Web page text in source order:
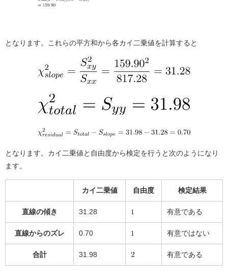
となります。これらの平方和から各カイ二乗値を計算すると
となります。カイ二乗値と自由度から検定を行うと次のようになり
ます。
カイ二乗値 自由度 検定結果
直線の傾き 31.28 有意である
直線からのズレ 0.70 有意ではない
合計 31.98 有意である